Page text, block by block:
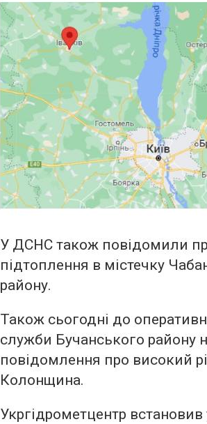
У ДСНС також повідомили
підтоплення в містечку
району.
Також сьогодні до
служби Бучанського району
повідомлення про високий
Колонщина.
Укргідрометцентр